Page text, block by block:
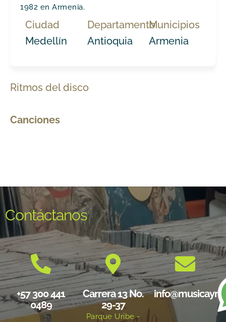
1982 en Armenia.
Ciudad
Medellín
Departamento
Antioquia
Municipios
Armenia
Ritmos del disco
Canciones
Contáctanos
+57 300 441
0489
Carrera 13 No.
29-37
Parque Uribe -